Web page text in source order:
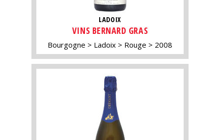
LADOIX
VINS BERNARD GRAS
Bourgogne Ladoix Rouge 2008